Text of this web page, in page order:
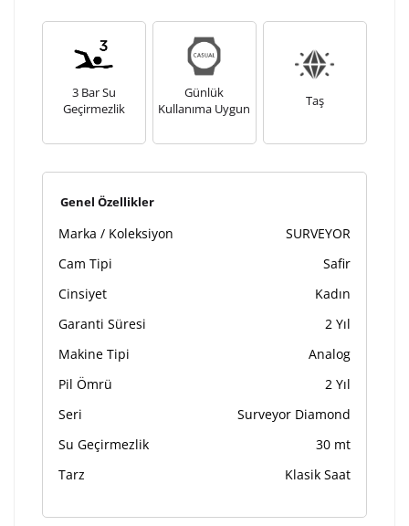
10/ 10
Lütfen font seçiniz
Kişiselleştirilmiş ürünlerin teslim süresi gravür işleme
tamamlandıktan sonra siparişiniz kargoya verilecektir.
ürünlerde
3 Bar Su
Geçirmezlik
Günlük
Kullanıma Uygun
Taş
Genel Özellikler
Marka / Koleksiyon
SURVEYOR
Cam Tipi
Safir
Cinsiyet
Kadın
Garanti Süresi
2 Yıl
Makine Tipi
Analog
Pil Ömrü
2 Yıl
Seri
Surveyor Diamond
Su Geçirmezlik
30 mt
Tarz
Klasik Saat